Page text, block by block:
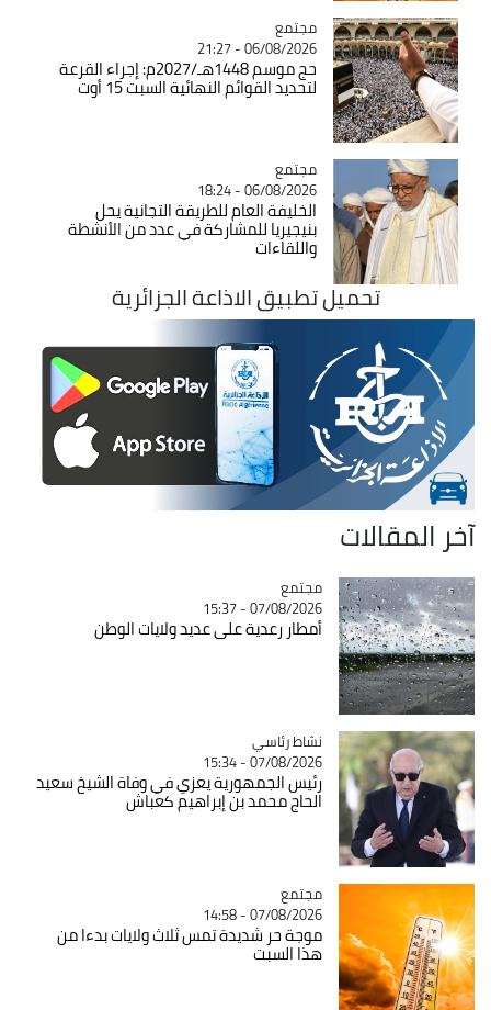
Catégorie
مجتمع
06/08/2026 - 21:27
حج موسم 1448هـ/2027م: إجراء القرعة
لتحديد القوائم النهائية السبت 15 أوت
Catégorie
مجتمع
06/08/2026 - 18:24
الخليفة العام للطريقة التجانية يحل
بنيجيريا للمشاركة في عدد من الأنشطة
واللقاءات
تحميل تطبيق الاذاعة الجزائرية
آخر المقالات
Catégorie
مجتمع
07/08/2026 - 15:37
أمطار رعدية على عديد ولايات الوطن
Catégorie
نشاط رئاسي
07/08/2026 - 15:34
رئيس الجمهورية يعزي في وفاة الشيخ سعيد
الحاج محمد بن إبراهيم كعباش
Catégorie
مجتمع
07/08/2026 - 14:58
موجة حر شديدة تمس ثلاث ولايات بدءا من
هذا السبت